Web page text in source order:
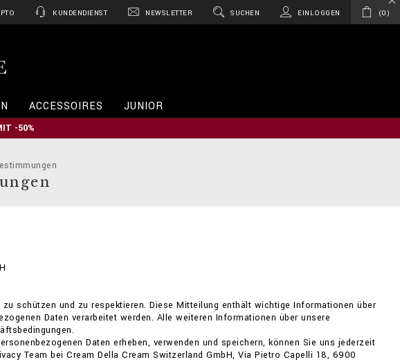
KUNDENDIENST NEWSLETTER SUCHEN EINLOGGEN 0
l
o
n
a
e
ACCESSOIRES JUNIOR
-50%
schützen und zu respektieren. Diese Mitteilung enthält wichtige Informationen über
Daten verarbeitet werden. Alle weiteren Informationen über unsere
Daten erheben, verwenden und speichern, können Sie uns jederzeit
Team bei Cream Della Cream Switzerland GmbH, Via Pietro Capelli 18, 6900